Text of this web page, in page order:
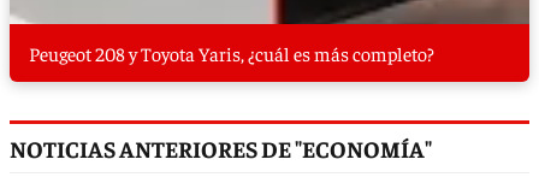
Peugeot 208 y Toyota Yaris, ¿cuál es más completo?
NOTICIAS ANTERIORES DE "ECONOMÍA"